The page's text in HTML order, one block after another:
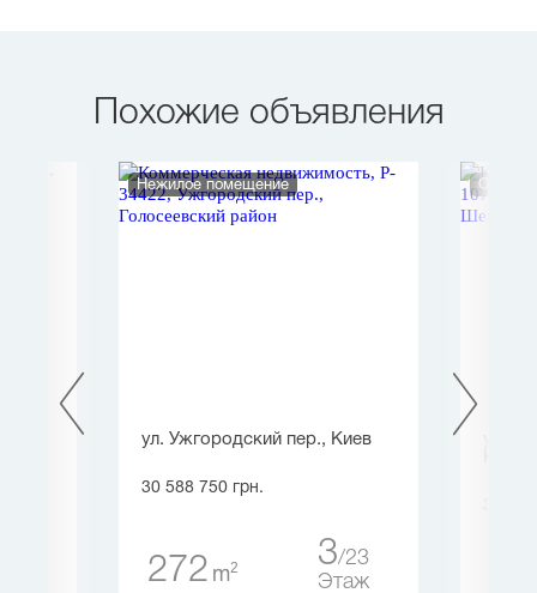
Похожие объявления
Нежилое помещение
ул. Ужгородский пер., Киев
30 588 750 грн.
272 m2 3 23
Этаж
Офис